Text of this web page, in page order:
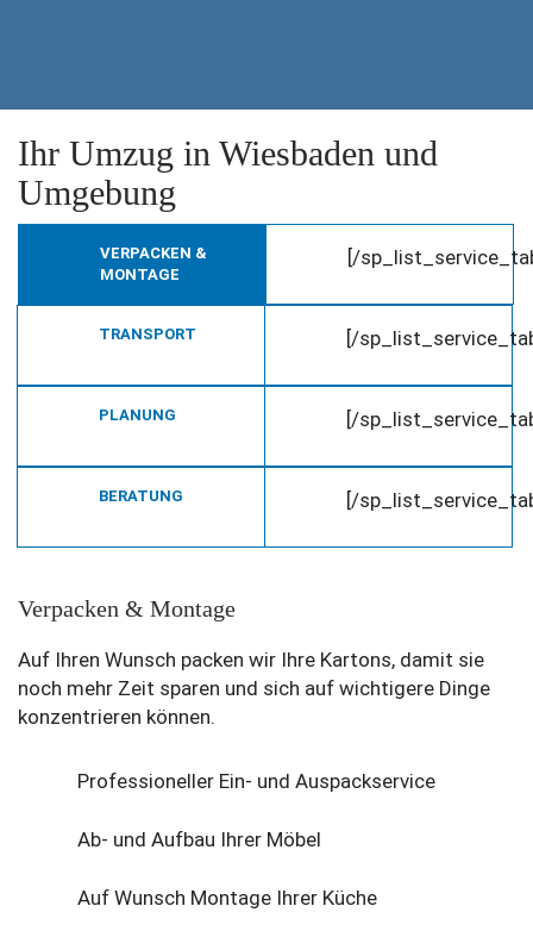
Ihr Umzug in Wiesbaden und
Umgebung
VERPACKEN &
MONTAGE
[/
TRANSPORT [/
PLANUNG [/
BERATUNG [/
Verpacken & Montage
Auf Ihren Wunsch packen wir Ihre Kartons, damit sie
noch mehr Zeit sparen und sich auf wichtigere Dinge
konzentrieren können.
Professioneller Ein- und Auspackservice
Ab- und Aufbau Ihrer Möbel
Auf Wunsch Montage Ihrer Küche